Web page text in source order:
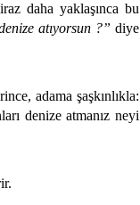
daha yaklaşınca bu
atıyorsun ?” diye
adama şaşkınlıkla:
denize atmanız neyi